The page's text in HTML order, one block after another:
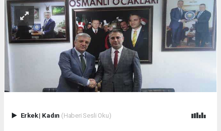
Erkek| Kadın (Haberi Sesli Oku)